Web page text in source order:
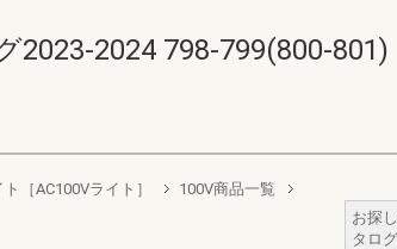
2024 798-799(800-801)
［AC100Vライト］ 100V商品一覧
お探
タロ